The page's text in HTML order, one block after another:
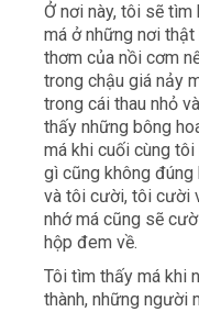
Ở nơi này, tôi sẽ
má ở những nơi
thơm của nồi cơm
trong chậu giá nảy
trong cái thau nhỏ
thấy những bông
má khi cuối cùng tôi
gì cũng không
và tôi cười, tôi cười
nhớ má cũng sẽ
hộp đem về.
Tôi tìm thấy má khi
thành, những người